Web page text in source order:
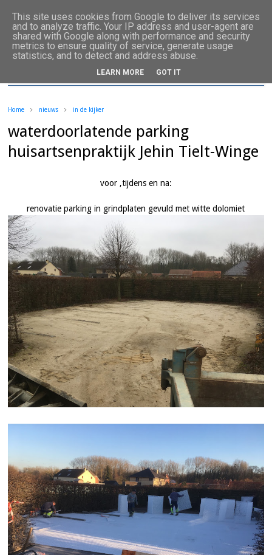
Home nieuws in de kijker
waterdoorlatende parking
huisartsenpraktijk Jehin Tielt-Winge
voor ,tijdens en na:
renovatie parking in grindplaten gevuld met witte dolomiet
This site uses cookies from Google to deliver its services
and to analyze traffic. Your IP address and user-agent are
shared with Google along with performance and security
metrics to ensure quality of service, generate usage
statistics, and to detect and address abuse.
LEARN MORE GOT IT